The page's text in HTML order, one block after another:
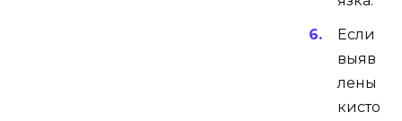
Если
выяв
лены
кисто